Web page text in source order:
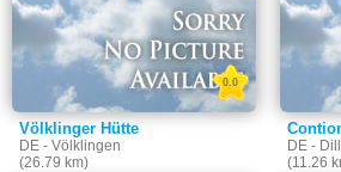
Völklinger Hütte
DE - Völklingen
(26.79 km)
0.0
DE -
(11.26